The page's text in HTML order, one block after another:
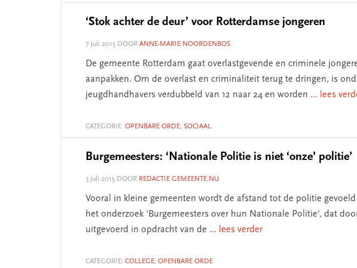
‘Stok achter de deur’ voor Rotterdamse jongeren
7 juli 2015 DOOR ANNE-MARIE NOORDENBOS
De gemeente Rotterdam gaat overlastgevende en criminele
aanpakken. Om de overlast en criminaliteit terug te dringen, is
jeugdhandhavers verdubbeld van 12 naar 24 en worden ... lees
CATEGORIE: OPENBARE ORDE, SOCIAAL
Burgemeesters: ‘Nationale Politie is niet ‘onze’ politie’
3 juli 2015 DOOR REDACTIE GEMEENTE.NU
Vooral in kleine gemeenten wordt de afstand tot de politie
het onderzoek 'Burgemeesters over hun Nationale Politie', dat
uitgevoerd in opdracht van de ... lees verder
CATEGORIE: COLLEGE, OPENBARE ORDE